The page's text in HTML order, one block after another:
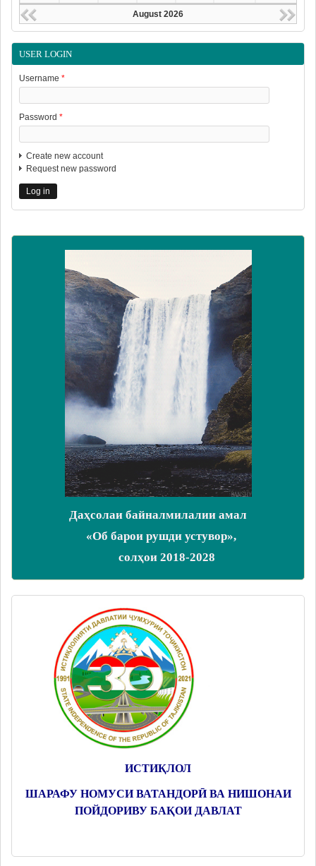
August 2026
USER LOGIN
Username *
Password *
Create new account
Request new password
Даҳсолаи байналмилалии амал
«Об барои рушди устувор»,
солҳои 2018-2028
ИСТИҚЛОЛ
ШАРАФУ НОМУСИ ВАТАНДОРӢ ВА НИШОНАИ
ПОЙДОРИВУ БАҚОИ ДАВЛАТ